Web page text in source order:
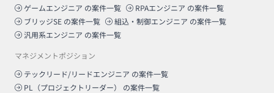
ゲームエンジニア の案件一覧 RPAエンジニア の案件一覧
ブリッジSE の案件一覧 組込・制御エンジニア の案件一覧
汎用系エンジニア の案件一覧
マネジメントポジション
テックリード/リードエンジニア の案件一覧
PL（プロジェクトリーダー）
の案件一覧